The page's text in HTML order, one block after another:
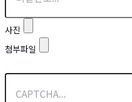
사진
첨부파일